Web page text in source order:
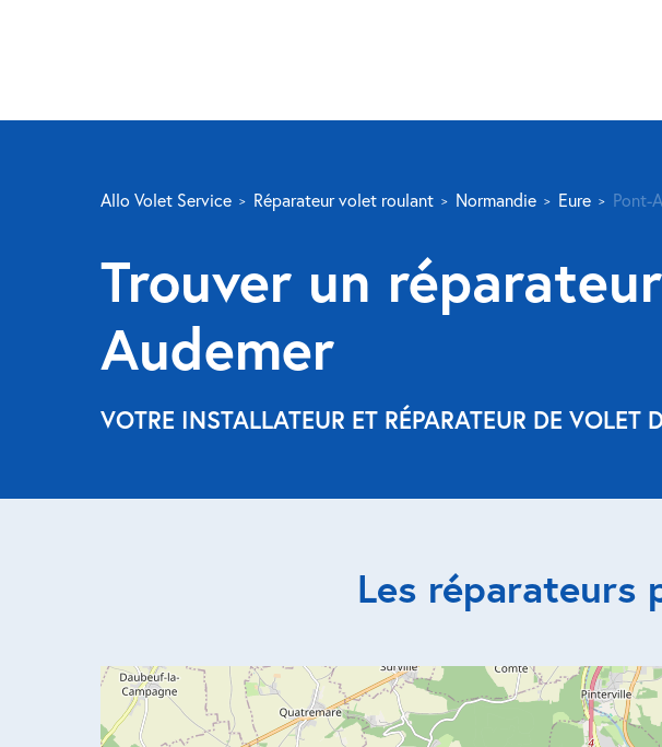
Allo Volet Service Réparateur volet roulant Normandie Eure Pont-
Trouver un
Audemer
VOTRE INSTALLATEUR ET RÉPARATEUR DE VOLET
Les réparateurs